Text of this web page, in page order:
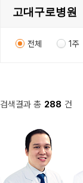
전체 1주
검색결과 총 288 건